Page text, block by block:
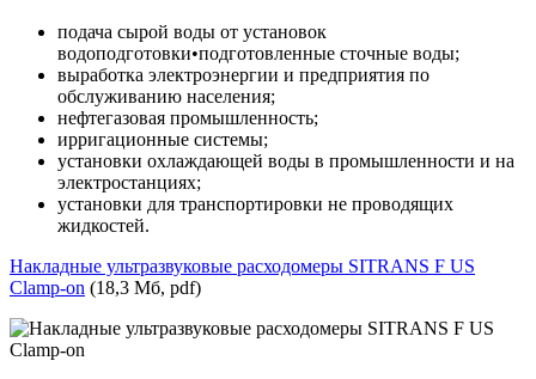
подача сырой воды от установок
водоподготовки•подготовленные сточные воды;
выработка электроэнергии и предприятия по
обслуживанию населения;
нефтегазовая промышленность;
ирригационные системы;
установки охлаждающей воды в промышленности и на
электростанциях;
установки для транспортировки не проводящих
жидкостей.
Накладные ультразвуковые расходомеры SITRANS F US
Сlamp-on (18,3 Мб, pdf)